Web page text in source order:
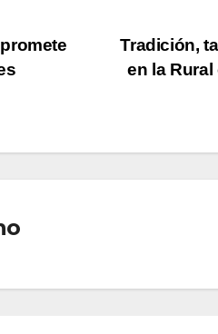
Tradición,
en la